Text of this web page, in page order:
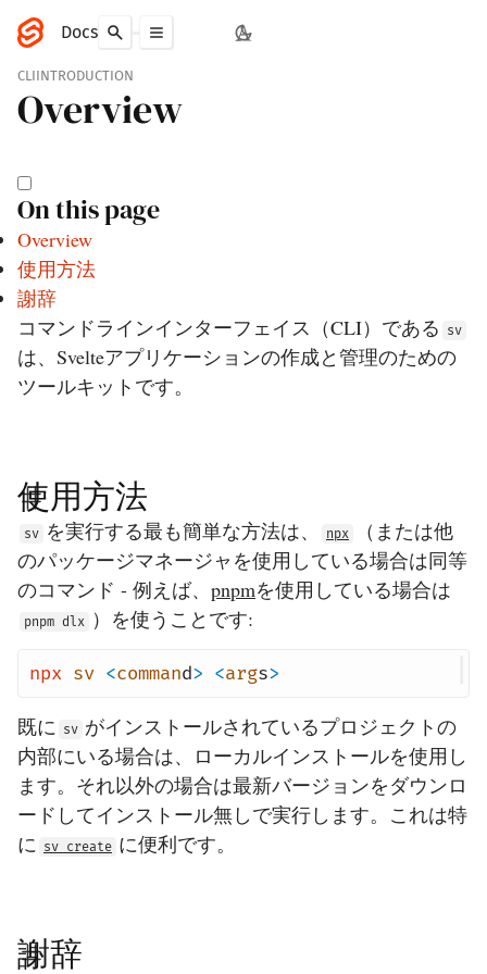
Docs
CLIINTRODUCTION
Overview
On this page
Overview
使用方法
謝辞
コマンドラインインターフェイス（CLI）である
sv
は、Svelteアプリケーションの作成と管理のための
ツールキットです。
使用方法
sv を実行する最も簡単な方法は、 npx
（または他
のパッケージマネージャを使用している場合は同等
のコマンド - 例えば、 pnpmを使用している場合は
pnpm dlx ）を使うことです:
npx sv <command> <args>
既に sv がインストールされているプロジェクトの
内部にいる場合は、ローカルインストールを使用し
ます。それ以外の場合は最新バージョンをダウンロ
ードしてインストール無しで実行します。これは特
に sv create に便利です。
謝辞